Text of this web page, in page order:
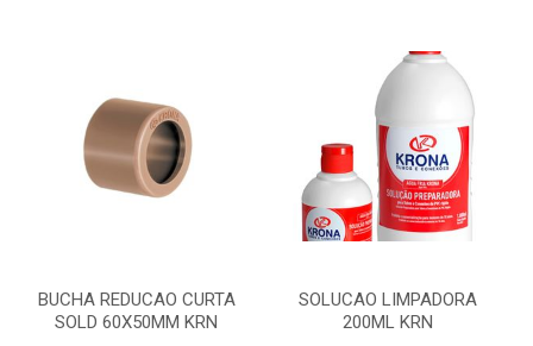
BUCHA REDUCAO CURTA
SOLD 60X50MM KRN
SOLUCAO LIMPADORA
200ML KRN